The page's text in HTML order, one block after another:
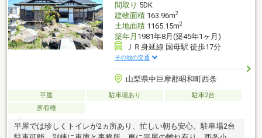
間取り 5DK
建物面積163.96m2
土地面積1165.15m2
築年月 1981年8月(築45年1ヶ月)
ＪＲ身延線 国母駅 徒歩17分
その他の交通
山梨県中巨摩郡昭和町西条
平屋 駐車場あり
駐車2台
所有権
平屋では珍しくトイレが2ヵ所あり、忙しい朝も安心。駐車場2台